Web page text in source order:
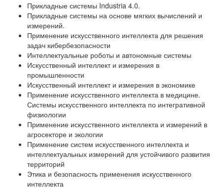
Прикладные системы Industria 4.0.
Прикладные системы на основе мягких вычислений и
измерений.
Применение искусственного интеллекта для решения
задач кибербезопасности
Интеллектуальные роботы и автономные системы
Искусственный интеллект и измерения в
промышленности
Искусственный интеллект и измерения в экономике
Применение искусственного интеллекта в медицине.
Системы искусственного интеллекта по интегративной
физиологии
Применение искусственного интеллекта и измерений в
агросекторе и экологии
Применение систем искусственного интеллекта и
интеллектуальных измерений для устойчивого развития
территорий
Этика и безопасность применения искусственного
интеллекта